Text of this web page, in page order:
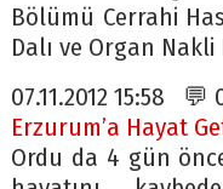
Bölümü Cerrahi
Dalı ve Organ Nakli
07.11.2012 15:58
Erzurum’a Hayat
Ordu da 4 gün